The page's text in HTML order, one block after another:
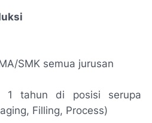
SMK semua jurusan
1 tahun di posisi serupa
Filling, Process)